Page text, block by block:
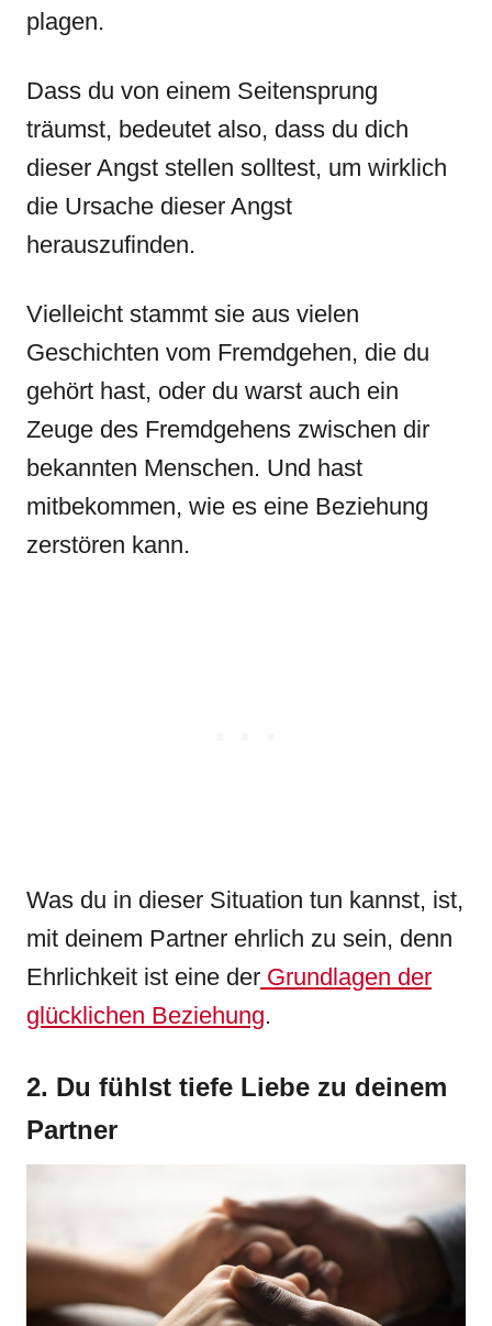
plagen.
Dass du von einem Seitensprung
träumst, bedeutet also, dass du dich
dieser Angst stellen solltest, um wirklich
die Ursache dieser Angst
herauszufinden.
Vielleicht stammt sie aus vielen
Geschichten vom Fremdgehen, die du
gehört hast, oder du warst auch ein
Zeuge des Fremdgehens zwischen dir
bekannten Menschen. Und hast
mitbekommen, wie es eine Beziehung
zerstören kann.
Was du in dieser Situation tun kannst, ist,
mit deinem Partner ehrlich zu sein, denn
Ehrlichkeit ist eine der Grundlagen der
glücklichen Beziehung.
2. Du fühlst tiefe Liebe zu deinem
Partner